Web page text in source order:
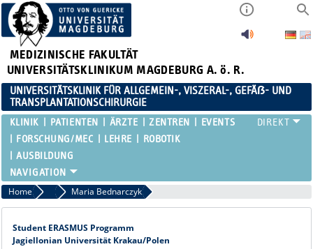
MEDIZINISCHE FAKULTÄT
UNIVERSITÄTSKLINIKUM MAGDEBURG A. ö. R.
UNIVERSITÄTSKLINIK FÜR ALLGEMEIN-, VISZERAL-, GEFÄẞ- UND
TRANSPLANTATIONSCHIRURGIE
KLINIK PATIENTEN ÄRZTE ZENTREN
EVENTS
FORSCHUNG/MEC
LEHRE
ROBOTIK
AUSBILDUNG
Home AlumniMaria Bednarczyk
Student ERASMUS Programm
Jagiellonian Universität Krakau/Polen